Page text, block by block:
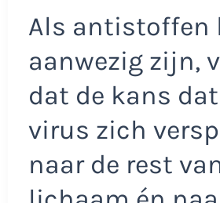
Als antistoffen
aanwezig zijn,
dat de kans
virus zich
naar de rest